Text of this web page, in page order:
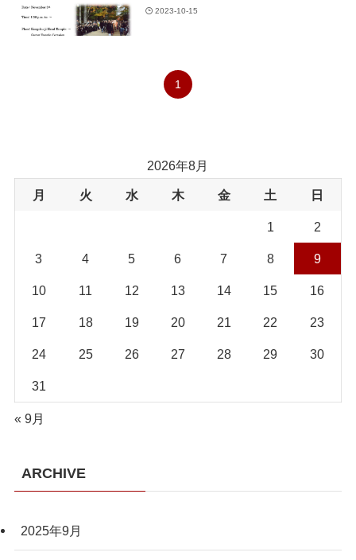
2023-10-15
1
2026年8月
月 火 水 木 金 土 日
1 2
3 4 5 6 7 8 9
10 11 12 13 14 15 16
17 18 19 20 21 22 23
24 25 26 27 28 29 30
31
« 9月
ARCHIVE
2025年9月